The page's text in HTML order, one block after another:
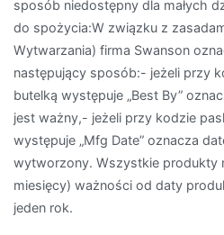
sposób niedostępny dla małych
do spożycia:W związku z
Wytwarzania) firma Swanson
następujący sposób:- jeżeli przy
butelką występuje „Best By”
jest ważny,- jeżeli przy kodzie
występuje „Mfg Date” oznacza
wytworzony. Wszystkie produkty
miesięcy) ważności od daty
jeden rok.